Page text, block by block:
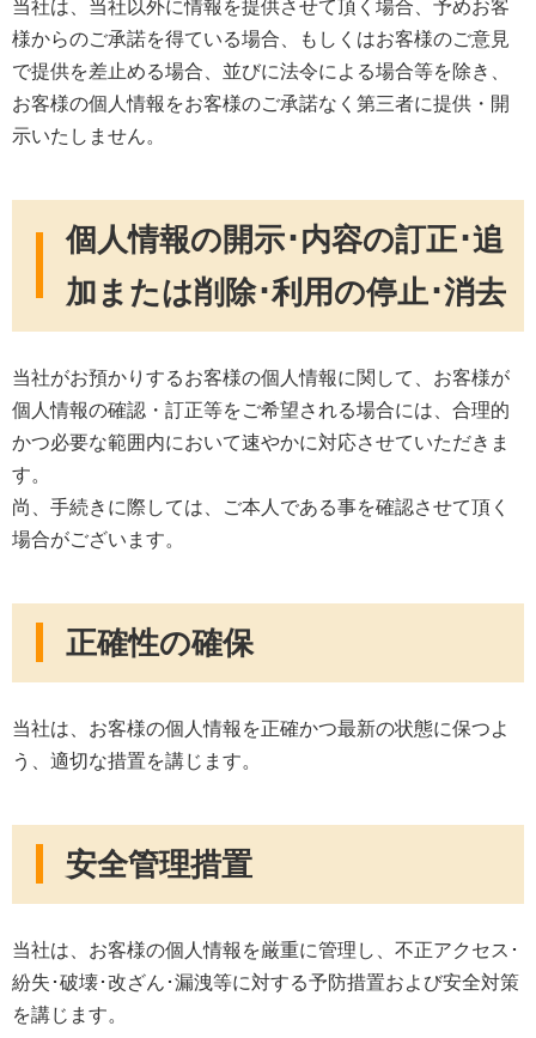
当社は、当社以外に情報を提供させて頂く場合、予めお客
様からのご承諾を得ている場合、もしくはお客様のご意見
で提供を差止める場合、並びに法令による場合等を除き、
お客様の個人情報をお客様のご承諾なく第三者に提供・開
示いたしません。
個人情報の開示･内容の訂正･追
加または削除･利用の停止･消去
当社がお預かりするお客様の個人情報に関して、お客様が
個人情報の確認・訂正等をご希望される場合には、合理的
かつ必要な範囲内において速やかに対応させていただきま
す。
尚、手続きに際しては、ご本人である事を確認させて頂く
場合がございます。
正確性の確保
当社は、お客様の個人情報を正確かつ最新の状態に保つよ
う、適切な措置を講じます。
安全管理措置
当社は、お客様の個人情報を厳重に管理し、不正アクセス･
紛失･破壊･改ざん･漏洩等に対する予防措置および安全対策
を講じます。